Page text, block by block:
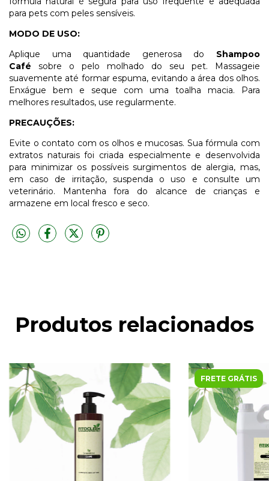
para pets com peles sensíveis.
MODO DE USO:
Aplique uma quantidade generosa do Shampoo
Café sobre o pelo molhado do seu pet. Massageie
suavemente até formar espuma, evitando a área dos olhos.
Enxágue bem e seque com uma toalha macia. Para
melhores resultados, use regularmente.
PRECAUÇÕES:
Evite o contato com os olhos e mucosas. Sua fórmula com
extratos naturais foi criada especialmente e desenvolvida
para minimizar os possíveis surgimentos de alergia, mas,
em caso de irritação, suspenda o uso e consulte um
veterinário. Mantenha fora do alcance de crianças e
armazene em local fresco e seco.
Produtos relacionados
FRETE GRÁTIS